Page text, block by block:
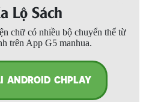
Lộ Sách
chữ có nhiều bộ chuyển thể từ
trên App G5 manhua.
ANDROID CHPLAY